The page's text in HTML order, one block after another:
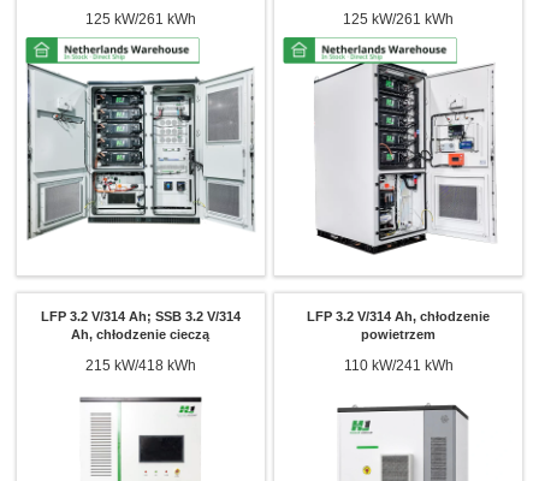
125 kW/261 kWh 125 kW/261 kWh
LFP 3.2 V/314 Ah; SSB 3.2 V/314
Ah, chłodzenie cieczą
215 kW/418 kWh
LFP 3.2 V/314 Ah, chłodzenie
powietrzem
110 kW/241 kWh